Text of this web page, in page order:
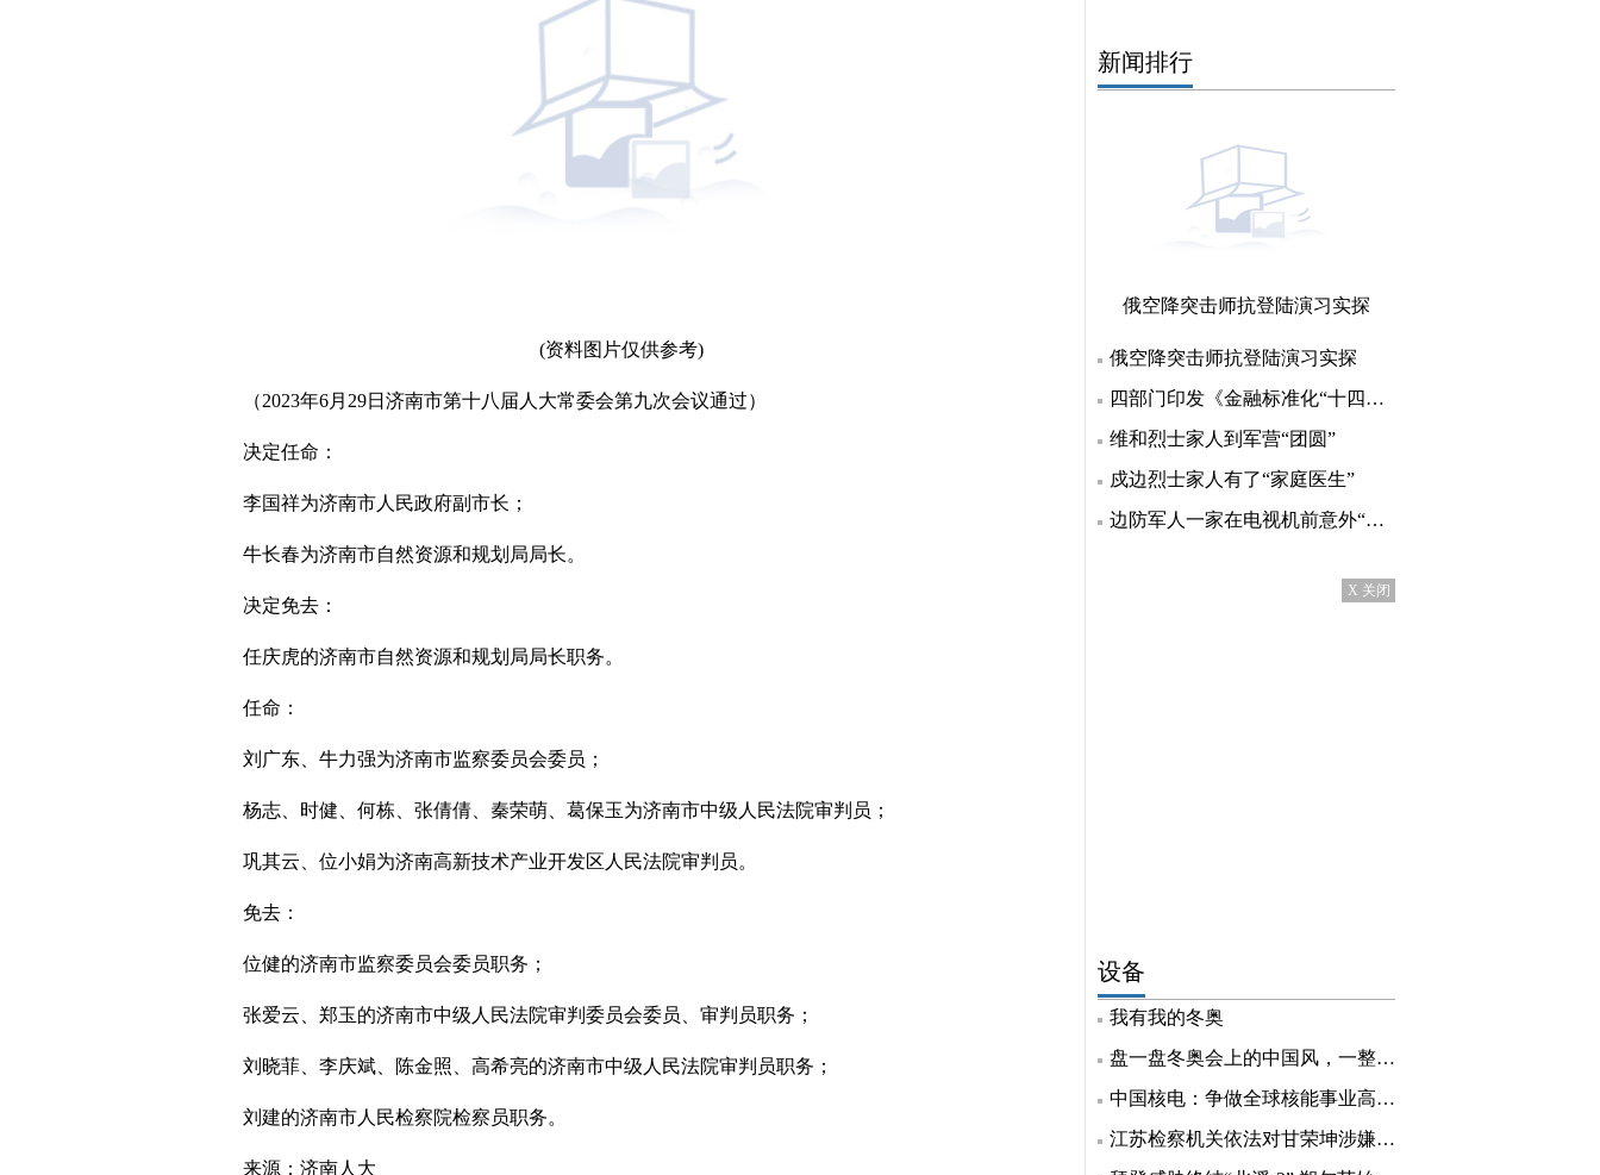
(资料图片仅供参考)
（2023年6月29日济南市第十八届人大常委会第九次会议通过）
决定任命：
李国祥为济南市人民政府副市长；
牛长春为济南市自然资源和规划局局长。
决定免去：
任庆虎的济南市自然资源和规划局局长职务。
任命：
刘广东、牛力强为济南市监察委员会委员；
杨志、时健、何栋、张倩倩、秦荣萌、葛保玉为济南市中级人民法院审判员；
巩其云、位小娟为济南高新技术产业开发区人民法院审判员。
免去：
位健的济南市监察委员会委员职务；
张爱云、郑玉的济南市中级人民法院审判委员会委员、审判员职务；
刘晓菲、李庆斌、陈金照、高希亮的济南市中级人民法院审判员职务；
刘建的济南市人民检察院检察员职务。
来源：济南人大
新闻排行
俄空降突击师抗登陆演习实探
俄空降突击师抗登陆演习实探
四部门印发《金融标准化“十四五”发展规划》 明确七方
维和烈士家人到军营“团圆”
戍边烈士家人有了“家庭医生”
边防军人一家在电视机前意外“团聚”
X 关闭
设备
我有我的冬奥
盘一盘冬奥会上的中国风，一整个自豪住了！
中国核电：争做全球核能事业高质量发展的引领者
江苏检察机关依法对甘荣坤涉嫌受贿案提起公诉